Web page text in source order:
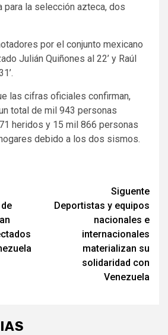
para la selección azteca, dos
por el conjunto mexicano
Julián Quiñones al 22’ y Raúl
las cifras oficiales confirman,
total de mil 943 personas
heridos y 15 mil 866 personas
debido a los dos sismos.
Siguente
Deportistas y equipos
nacionales e
internacionales
materializan su
solidaridad con
Venezuela